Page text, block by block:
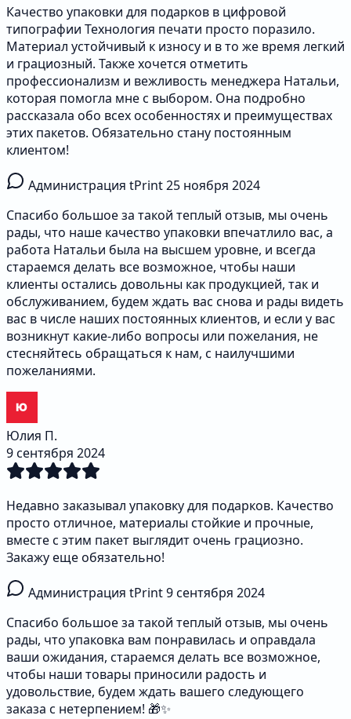
Качество упаковки для подарков в цифровой
типографии Технология печати просто поразило.
Материал устойчивый к износу и в то же время легкий
и грациозный. Также хочется отметить
профессионализм и вежливость менеджера Натальи,
которая помогла мне с выбором. Она подробно
рассказала обо всех особенностях и преимуществах
этих пакетов. Обязательно стану постоянным
клиентом!
Администрация tPrint25 ноября 2024
Спасибо большое за такой теплый отзыв, мы очень
рады, что наше качество упаковки впечатлило вас, а
работа Натальи была на высшем уровне, и всегда
стараемся делать все возможное, чтобы наши
клиенты остались довольны как продукцией, так и
обслуживанием, будем ждать вас снова и рады видеть
вас в числе наших постоянных клиентов, и если у вас
возникнут какие-либо вопросы или пожелания, не
стесняйтесь обращаться к нам, с наилучшими
пожеланиями.
Юлия П.
9 сентября 2024
Недавно заказывал упаковку для подарков. Качество
просто отличное, материалы стойкие и прочные,
вместе с этим пакет выглядит очень грациозно.
Закажу еще обязательно!
Администрация tPrint9 сентября 2024
Спасибо большое за такой теплый отзыв, мы очень
рады, что упаковка вам понравилась и оправдала
ваши ожидания, стараемся делать все возможное,
чтобы наши товары приносили радость и
удовольствие, будем ждать вашего следующего
заказа с нетерпением! 🎁✨